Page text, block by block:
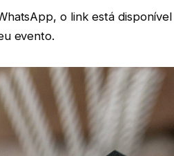
o link está
evento.